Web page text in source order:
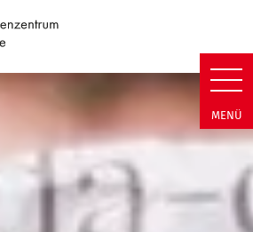
Link zu Home
Kierspe |
MENÜ